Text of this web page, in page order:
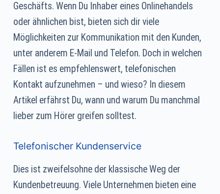
Geschäfts. Wenn Du Inhaber eines Onlinehandels
oder ähnlichen bist, bieten sich dir viele
Möglichkeiten zur Kommunikation mit den Kunden,
unter anderem E-Mail und Telefon. Doch in welchen
Fällen ist es empfehlenswert, telefonischen
Kontakt aufzunehmen – und wieso? In diesem
Artikel erfährst Du, wann und warum Du manchmal
lieber zum Hörer greifen solltest.
Telefonischer Kundenservice
Dies ist zweifelsohne der klassische Weg der
Kundenbetreuung. Viele Unternehmen bieten eine